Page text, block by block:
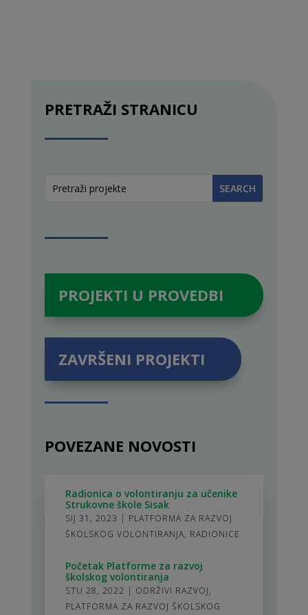
PRETRAŽI STRANICU
PROJEKTI U PROVEDBI
ZAVRŠENI PROJEKTI
POVEZANE NOVOSTI
Radionica o volontiranju za učenike
Strukovne škole Sisak
SIJ 31, 2023 | PLATFORMA ZA RAZVOJ
ŠKOLSKOG VOLONTIRANJA, RADIONICE
Početak Platforme za razvoj
školskog volontiranja
STU 28, 2022 | ODRŽIVI RAZVOJ,
PLATFORMA ZA RAZVOJ ŠKOLSKOG